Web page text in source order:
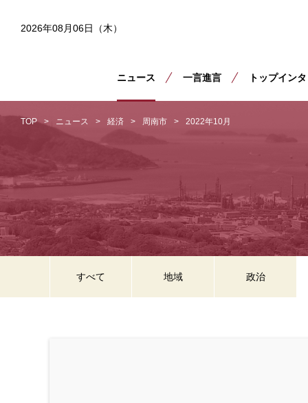
2026年08月06日（木）
ニュース 一言進言 トップイン
TOP ニュース 経済 周南市 2022年10月
すべて 地域 政治